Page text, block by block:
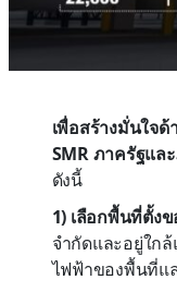
เพื่อสร้างมั่นใจ
SMR ภาครัฐแล
ดังนี้
1) เลือกพื้นที่ตั้ง
จำกัดและอยู่ใก
ไฟฟ้าของพื้นที่แ